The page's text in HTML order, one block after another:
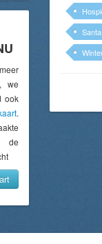
we
ook
.
de